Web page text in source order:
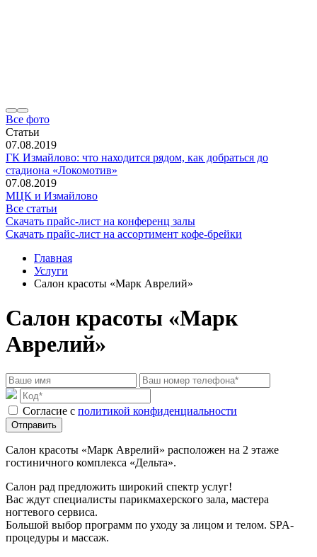
Все фото
Статьи
07.08.2019
ГК Измайлово: что находится рядом, как добраться до
стадиона «Локомотив»
07.08.2019
МЦК и Измайлово
Все статьи
Скачать прайс-лист на конференц залы
Скачать прайс-лист на ассортимент кофе-брейки
Главная
Услуги
Салон красоты «Марк Аврелий»
Салон красоты «Марк
Аврелий»
Cогласие с политикой конфиденциальности
Отправить
Салон красоты «Марк Аврелий» расположен на 2 этаже
гостиничного комплекса «Дельта».
Салон рад предложить широкий спектр услуг!
Вас ждут специалисты парикмахерского зала, мастера
ногтевого сервиса.
Большой выбор программ по уходу за лицом и телом. SPA-
процедуры и массаж.